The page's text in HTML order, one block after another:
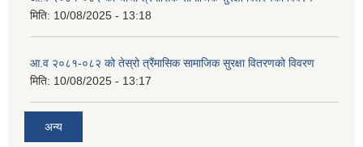
मिति: 10/08/2025 - 13:18
आ.व २०८१-०८२ को तेस्रो त्रैंमासिक सामाजिक सुरक्षा वितरणको विवरण
मिति: 10/08/2025 - 13:17
अन्य